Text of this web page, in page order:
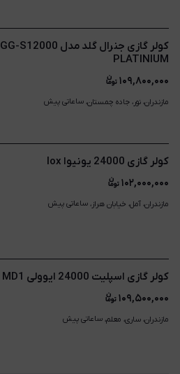
کولر گازی جنرال گلد مدل GG-S12000
PLATINIUM
۱۰۹,۸۰۰,۰۰۰
مازندران، نور، جاده چمستان، ساعاتی پیش
کولر گازی 24000 یونیوا lox
۱۰۲,۰۰۰,۰۰۰
مازندران، آمل، خیابان هراز، ساعاتی پیش
کولر گازی اسپلیت 24000 ایوولی MD1
۱۰۹,۵۰۰,۰۰۰
مازندران، ساری، معلم، ساعاتی پیش